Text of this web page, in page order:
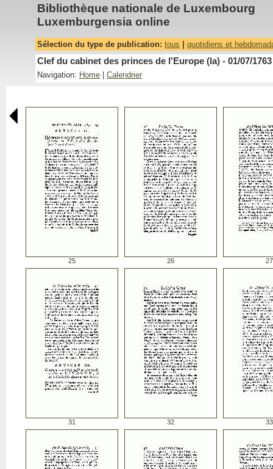
Bibliothèque nationale de Luxembourg
Luxemburgensia online
Sélection du type de publication: tous quotidiens et
Clef du cabinet des princes de l'Europe (la) - 01/07/1763
Navigation: Home Calendrier
25 26 27
31 32 33